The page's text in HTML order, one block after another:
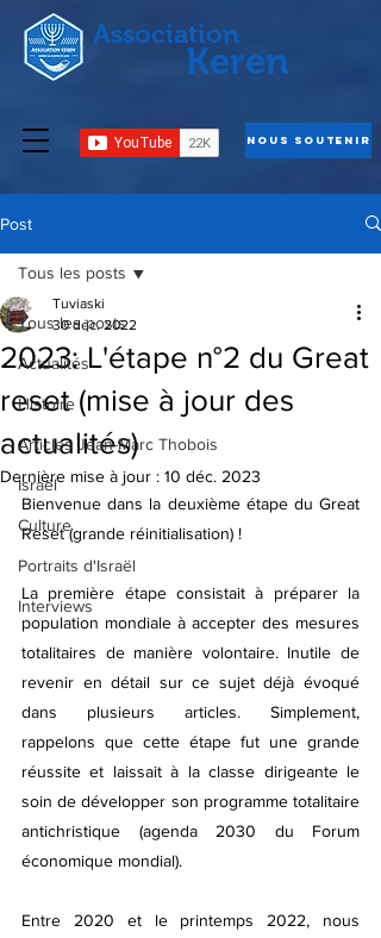
Association
Nous Soutenir
Keren
Post
Tous les posts
Actualités
Histoire
Articles Jean-Marc Thobois
Israël
Culture
Portraits d'Israël
Interviews
Tous les posts
2023: L'étape n°2 du Great
reset (mise à jour des
actualités)
Tuviaski
30 déc. 2022
Dernière mise à jour : 10 déc. 2023
Bienvenue dans la deuxième étape du Great
Reset (grande réinitialisation) !
La première étape consistait à préparer la
population mondiale à accepter des mesures
totalitaires de manière volontaire. Inutile de
revenir en détail sur ce sujet déjà évoqué
dans plusieurs articles. Simplement,
rappelons que cette étape fut une grande
réussite et laissait à la classe dirigeante le
soin de développer son programme totalitaire
antichristique (agenda 2030 du Forum
économique mondial).
Entre 2020 et le printemps 2022, nous